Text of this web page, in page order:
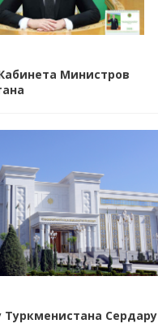
Министров
Туркменистана Сердару